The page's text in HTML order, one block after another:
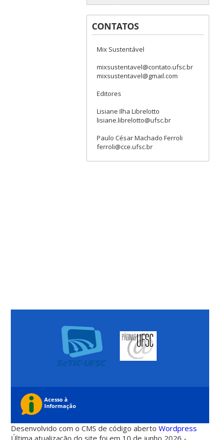
CONTATOS
Mix Sustentável
mixsustentavel@contato.ufsc.br
mixsustentavel@gmail.com
Editores
Lisiane Ilha Librelotto
lisiane.librelotto@ufsc.br
Paulo César Machado Ferroli
ferroli@cce.ufsc.br
Desenvolvido com o CMS de código abertoWordpress